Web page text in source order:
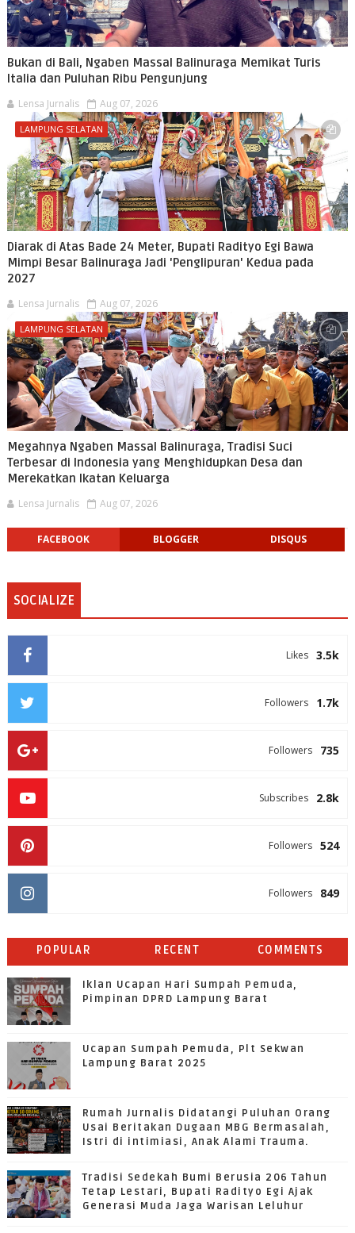
Bukan di Bali, Ngaben Massal Balinuraga Memikat Turis
Italia dan Puluhan Ribu Pengunjung
Lensa Jurnalis Aug 07, 2026
LAMPUNG SELATAN
Diarak di Atas Bade 24 Meter, Bupati Radityo Egi Bawa
Mimpi Besar Balinuraga Jadi 'Penglipuran' Kedua pada
2027
Lensa Jurnalis Aug 07, 2026
LAMPUNG SELATAN
Megahnya Ngaben Massal Balinuraga, Tradisi Suci
Terbesar di Indonesia yang Menghidupkan Desa dan
Merekatkan Ikatan Keluarga
Lensa Jurnalis Aug 07, 2026
FACEBOOK BLOGGER DISQUS
SOCIALIZE
3.5k
Likes
1.7k
Followers
735
Followers
2.8k
Subscribes
524
Followers
849
Followers
POPULAR RECENT COMMENTS
Iklan Ucapan Hari Sumpah Pemuda,
Pimpinan DPRD Lampung Barat
Ucapan Sumpah Pemuda, Plt Sekwan
Lampung Barat 2025
Rumah Jurnalis Didatangi Puluhan Orang
Usai Beritakan Dugaan MBG Bermasalah,
Istri di intimiasi, Anak Alami Trauma.
Tradisi Sedekah Bumi Berusia 206 Tahun
Tetap Lestari, Bupati Radityo Egi Ajak
Generasi Muda Jaga Warisan Leluhur